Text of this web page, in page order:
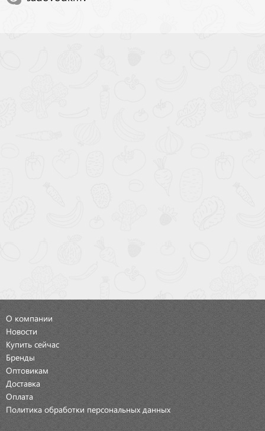
О компании
Новости
Купить сейчас
Бренды
Оптовикам
Доставка
Оплата
Политика обработки персональных данных